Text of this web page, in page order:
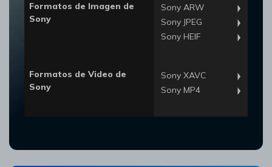
Formatos de Imagen de
Sony
Sony ARW
Sony JPEG
Sony HEIF
Formatos de Video de
Sony
Sony XAVC
Sony MP4